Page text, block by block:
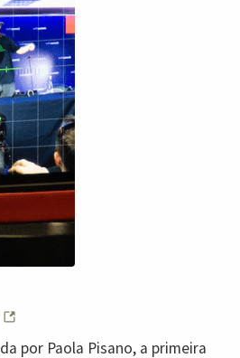
por Paola Pisano, a primeira